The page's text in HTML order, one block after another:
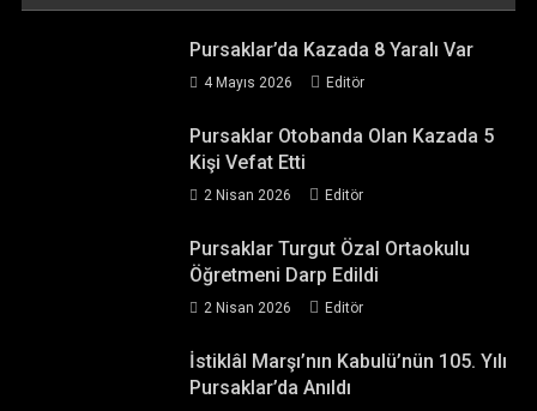
Pursaklar’da Kazada 8 Yaralı Var
4 Mayıs 2026 Editör
Pursaklar Otobanda Olan Kazada 5
Kişi Vefat Etti
2 Nisan 2026 Editör
Pursaklar Turgut Özal Ortaokulu
Öğretmeni Darp Edildi
2 Nisan 2026 Editör
İstiklâl Marşı’nın Kabulü’nün 105. Yılı
Pursaklar’da Anıldı